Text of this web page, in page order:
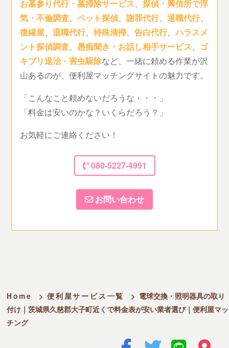
お墓参り代行・墓掃除サービス、探偵・興信所で浮
気・不倫調査、ペット探偵、謝罪代行、退職代行、
復縁屋、退職代行、特殊清掃、告白代行、ハラスメ
ント探偵調査、愚痴聞き・お話し相手サービス、 ゴ
キブリ退治・害虫駆除など、一緒に頼める作業が沢
山あるのが、便利屋マッチングサイトの魅力です。
「こんなこと頼めないだろうな・・・」
「料金は安いのかな？いくらだろう？」
お気軽にご連絡ください！
080-5227-4991
お問い合わせ
Home > 便利屋サービス一覧 > 電球交換・照明器具の取り
付け｜茨城県久慈郡大子町近くで料金表が安い業者選び｜便利屋マッ
チング